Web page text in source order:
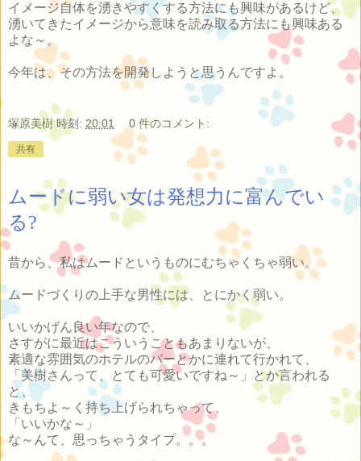
イメージ自体を湧きやすくする方法にも興味があるけど、
湧いてきたイメージから意味を読み取る方法にも興味ある
よな～。
今年は、その方法を開発しようと思うんですよ。
塚原美樹 時刻: 20:01 0 件のコメント:
共有
ムードに弱い女は発想力に富んでい
る?
昔から、私はムードというものにむちゃくちゃ弱い。
ムードづくりの上手な男性には、とにかく弱い。
いいかげん良い年なので、
さすがに最近はこういうこともあまりないが、
素適な雰囲気のホテルのバーとかに連れて行かれて、
「美樹さんって、とても可愛いですね～」とか言われる
と、
きもちよ～く持ち上げられちゃって、
「いいかな～」
な～んて、思っちゃうタイプ。。。